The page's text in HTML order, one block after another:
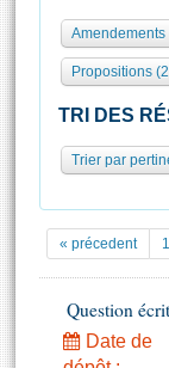
577 députés
Groupes
Europe et
Pétitions
Projets de loi
Propositions de
Présidence
Documents
( Constitution |
Histoire
Visite
Assister à
La
Contacts et
Propositions
TRI DES
Trier par
« précedent 1
Question
Date de